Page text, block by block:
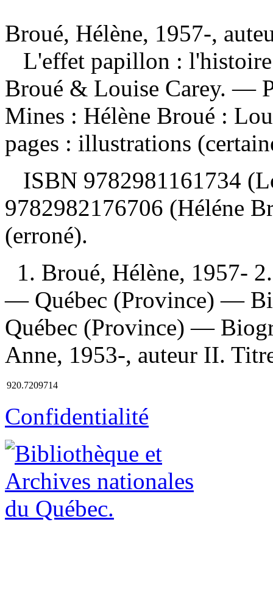
Broué, Hélène, 1957-,
L'effet papillon :
Broué & Louise Carey. —
Mines : Hélène Broué :
pages : illustrations
ISBN 9782981161734
9782982176706 (Héléne
(erroné).
1. Broué, Hélène, 1957-
— Québec (Province) —
Québec (Province) —
Anne, 1953-, auteur II.
920.7209714
Confidentialité